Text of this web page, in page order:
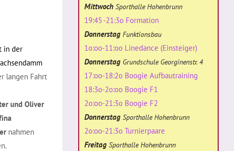
in der
langen Fahrt
und Oliver
nahmen
Mittwoch Sporthalle Hohenbrunn
19:45 -21:3o Formation
Donnerstag Funktionsbau
1o:oo-11:oo Linedance (Einsteiger)
Donnerstag Grundschule Georginenstr. 4
17:oo-18:2o Boogie Aufbautraining
18:3o-2o:oo Boogie F1
2o:oo-21:3o Boogie F2
Donnerstag Sporthalle Hohenbrunn
2o:oo-21:3o Turnierpaare
Freitag Sporthalle Hohenbrunn